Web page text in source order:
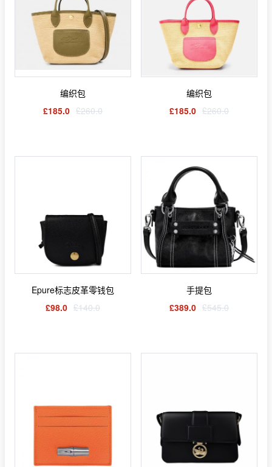
编织包
£185.0 £260.0
编织包
£185.0 £260.0
Epure标志皮革零钱包
£98.0 £140.0
手提包
£389.0 £545.0